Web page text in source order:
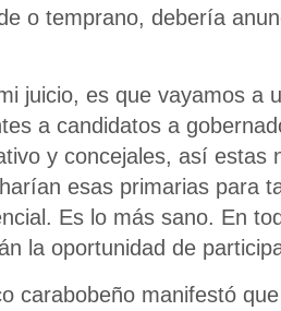
o temprano, debería
juicio, es que vayamos a
a candidatos a
y concejales, así estas
esas primarias para
Es lo más sano. En
la oportunidad de
carabobeño manifestó